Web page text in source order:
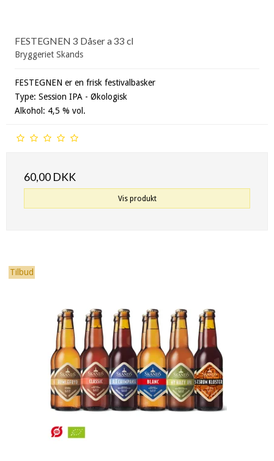
FESTEGNEN 3 Dåser a 33 cl
Bryggeriet Skands
FESTEGNEN er en frisk festivalbasker
Type: Session IPA - Økologisk
Alkohol: 4,5 % vol.
60,00 DKK
Vis produkt
Tilbud